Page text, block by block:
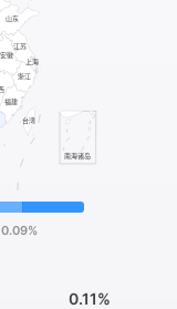
0.09%
0.11%